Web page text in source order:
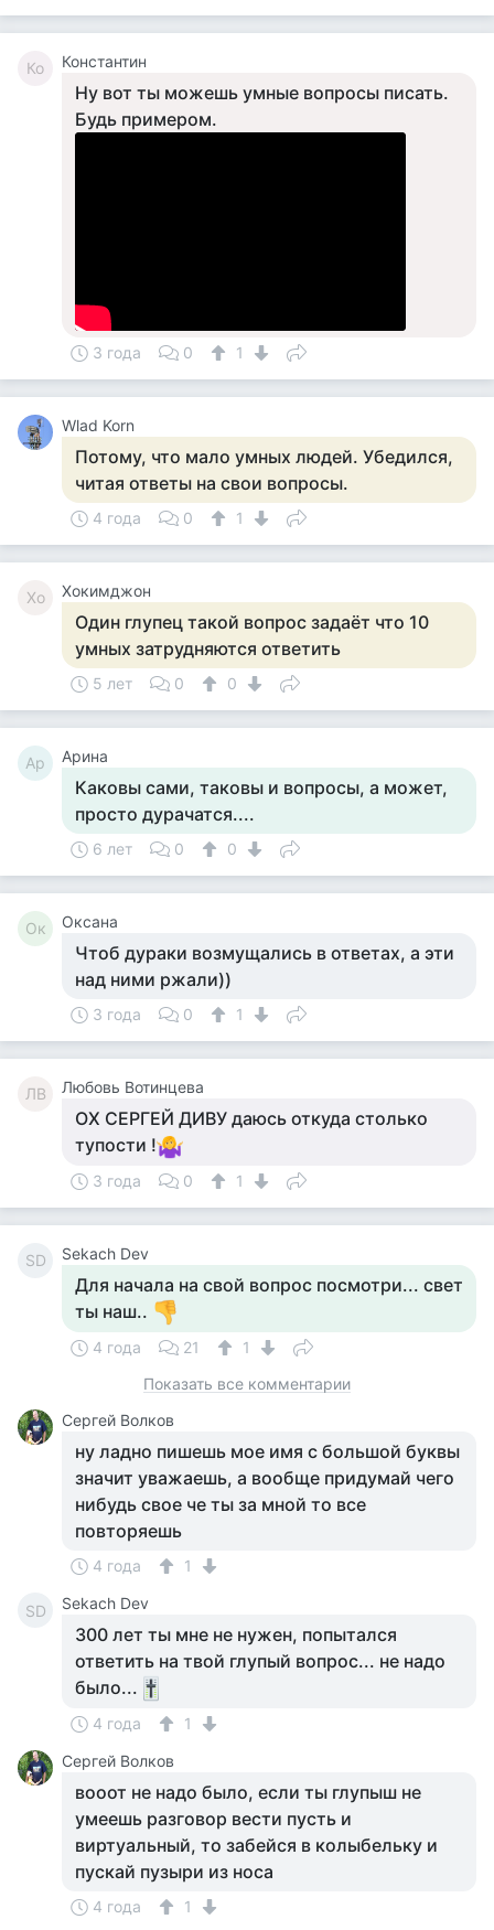
Ко Константин
Ну вот ты можешь умные вопросы писать.
Будь примером.
3 года 0 1
Wlad Korn
Потому, что мало умных людей. Убедился,
читая ответы на свои вопросы.
4 года 0 1
Хо Хокимджон
Один глупец такой вопрос задаёт что 10
умных затрудняются ответить
5 лет 0 0
Ар Арина
Каковы сами, таковы и вопросы, а может,
просто дурачатся....
6 лет 0 0
Ок Оксана
Чтоб дураки возмущались в ответах, а эти
над ними ржали))
3 года 0 1
ЛВ Любовь Вотинцева
ОХ СЕРГЕЙ ДИВУ даюсь откуда столько
тупости !
3 года 0 1
SD Sekach Dev
Для начала на свой вопрос посмотри... свет
ты наш..
4 года 21
1
Показать все комментарии
Сергей Волков
ну ладно пишешь мое имя с большой буквы
значит уважаешь, а вообще придумай чего
нибудь свое че ты за мной то все
повторяешь
4 года 1
SD Sekach Dev
300 лет ты мне не нужен, попытался
ответить на твой глупый вопрос... не надо
было...
4 года
1
Сергей Волков
вооот не надо было, если ты глупыш не
умеешь разговор вести пусть и
виртуальный, то забейся в колыбельку и
пускай пузыри из носа
4 года 1